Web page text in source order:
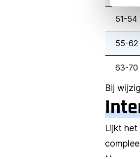
51-54
55-62
63-70
Bij
Lijkt het